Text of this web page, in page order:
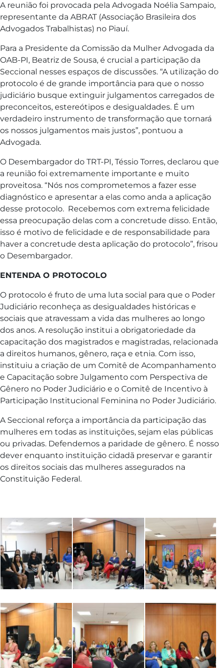
A reunião foi provocada pela Advogada Noélia Sampaio,
representante da ABRAT (Associação Brasileira dos
Advogados Trabalhistas) no Piauí.
Para a Presidente da Comissão da Mulher Advogada da
OAB-PI, Beatriz de Sousa, é crucial a participação da
Seccional nesses espaços de discussões. “A utilização do
protocolo é de grande importância para que o nosso
judiciário busque extinguir julgamentos carregados de
preconceitos, estereótipos e desigualdades. É um
verdadeiro instrumento de transformação que tornará
os nossos julgamentos mais justos”, pontuou a
Advogada.
O Desembargador do TRT-PI, Téssio Torres, declarou que
a reunião foi extremamente importante e muito
proveitosa. “Nós nos comprometemos a fazer esse
diagnóstico e apresentar a elas como anda a aplicação
desse protocolo. Recebemos com extrema felicidade
essa preocupação delas com a concretude disso. Então,
isso é motivo de felicidade e de responsabilidade para
haver a concretude desta aplicação do protocolo”, frisou
o Desembargador.
ENTENDA O PROTOCOLO
O protocolo é fruto de uma luta social para que o Poder
Judiciário reconheça as desigualdades históricas e
sociais que atravessam a vida das mulheres ao longo
dos anos. A resolução institui a obrigatoriedade da
capacitação dos magistrados e magistradas, relacionada
a direitos humanos, gênero, raça e etnia. Com isso,
instituiu a criação de um Comitê de Acompanhamento
e Capacitação sobre Julgamento com Perspectiva de
Gênero no Poder Judiciário e o Comitê de Incentivo à
Participação Institucional Feminina no Poder Judiciário.
A Seccional reforça a importância da participação das
mulheres em todas as instituições, sejam elas públicas
ou privadas. Defendemos a paridade de gênero. É nosso
dever enquanto instituição cidadã preservar e garantir
os direitos sociais das mulheres assegurados na
Constituição Federal.